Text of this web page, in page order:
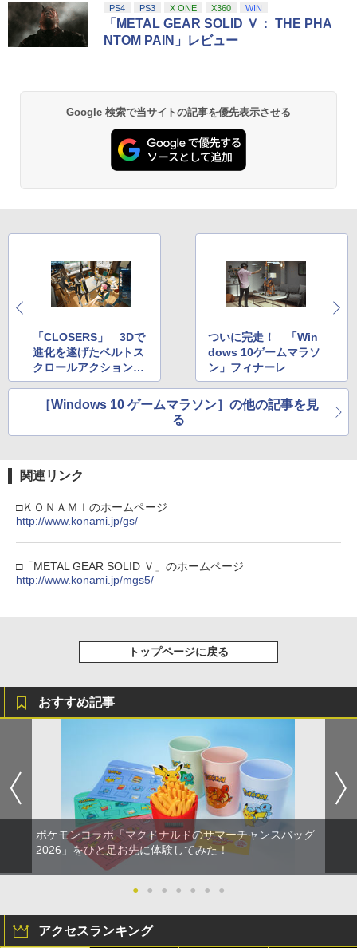
￥1,200
3
Nintendo Switch2 専用 NGC+USB ハブ
ーラー 接続 USB ハブ スイッチ2 アクセ
サリー 周辺機器 SWITCH2 ◇AL-NS257
1【メール便】
￥2,580
4
Switch2 ケース レザーケース スイッチ2
Nintendo 対応 スイッチ スイッチツー
シンプル ミニマル PUレザー 革 カバー
ポーチ ストラップ付属 オシャレ ソフト
収納 ガジェットケース クリスマス ギフ
ト プレゼント 送料無料
￥4,032
￥4,400
￥5,280
【特典】攻殻機動隊 SAC_2045 最後の
人間(特装限定版)【Blu-ray】(第1弾・第
ト(2枚1セット・袋入れ)) [ 士郎正宗 ]
￥5,535
2 スプラトゥーン レイダース -Switch2
￥6,445
Nintendo Switch 2(日本語・国内専用)
￥55,871
ニンテンドープリペイド番号 9000円|オ
ニンテンドープリペイド番号 5000円|オ
ンラインコード版
￥5,000
2
Beast of Reincarnation -PS5 【特典】
プロダクトコード 封入
【純正品】ディスクドライブ(CFI-ZDD1
J) PlayStation 5
4
【純正品】DualSense ワイヤレスコン
【純正品】DualSense ワイヤレスコン
トローラー(CFI-ZCT2J)
￥10,737
2
【純正品】Xbox ワイヤレス コントロー
ラー (ロボット ホワイト)
【純正品】Xbox 充電式バッテリー + US
B-C ケーブル
￥2,618
ラー (カーボンブラック)
トローラー Series 2 Core Edition (ホワ
イト)
￥18,500
￥10,780
窩座再来 通常版 [Blu-ray]
￥3,964
3
劇場版「鬼滅の刃」無限城編 第一章 猗
￥3,523
劇場版「鬼滅の刃」無限城編 第一章 猗
￥8,698
【Amazon.co.jp限定】劇場版モノノ怪
第三章 蛇神 (オリジナル特典:オリジナル
巾着＋メーカー特典:【坤と離】二振りの
PS4 PS3 X ONE X360 WIN
「METAL GEAR SOLID Ｖ： THE PHA
NTOM PAIN」レビュー
Google 検索で当サイトの記事を優先表示させる
「CLOSERS」 3Dで
進化を遂げたベルトス
クロールアクションRP
G
ついに完走！ 「Win
dows 10ゲームマラソ
ン」フィナーレ
［Windows 10 ゲームマラソン］の他の記事を見
る
関連リンク
□ＫＯＮＡＭＩのホームページ
http://www.konami.jp/gs/
□「METAL GEAR SOLID Ｖ」のホームページ
http://www.konami.jp/mgs5/
トップページに戻る
おすすめ記事
ポケモンコラボ「マクドナルドのサマーチャンスバッグ
2026」をひと足お先に体験してみた！
● ● ● ● ● ● ●
アクセスランキング